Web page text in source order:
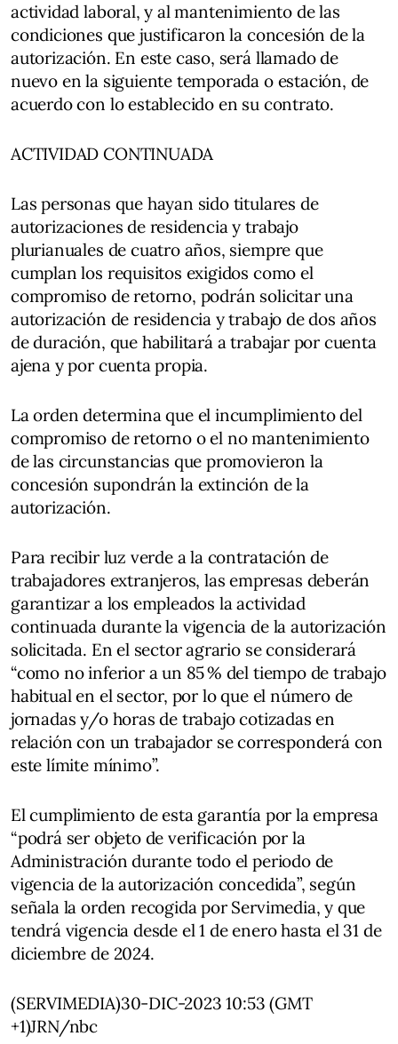
actividad laboral, y al mantenimiento de las
condiciones que justificaron la concesión de la
autorización. En este caso, será llamado de
nuevo en la siguiente temporada o estación, de
acuerdo con lo establecido en su contrato.
ACTIVIDAD CONTINUADA
Las personas que hayan sido titulares de
autorizaciones de residencia y trabajo
plurianuales de cuatro años, siempre que
cumplan los requisitos exigidos como el
compromiso de retorno, podrán solicitar una
autorización de residencia y trabajo de dos años
de duración, que habilitará a trabajar por cuenta
ajena y por cuenta propia.
La orden determina que el incumplimiento del
compromiso de retorno o el no mantenimiento
de las circunstancias que promovieron la
concesión supondrán la extinción de la
autorización.
Para recibir luz verde a la contratación de
trabajadores extranjeros, las empresas deberán
garantizar a los empleados la actividad
continuada durante la vigencia de la autorización
solicitada. En el sector agrario se considerará
“como no inferior a un 85 % del tiempo de trabajo
habitual en el sector, por lo que el número de
jornadas y/o horas de trabajo cotizadas en
relación con un trabajador se corresponderá con
este límite mínimo”.
El cumplimiento de esta garantía por la empresa
“podrá ser objeto de verificación por la
Administración durante todo el periodo de
vigencia de la autorización concedida”, según
señala la orden recogida por Servimedia, y que
tendrá vigencia desde el 1 de enero hasta el 31 de
diciembre de 2024.
(SERVIMEDIA)30-DIC-2023 10:53 (GMT
+1)JRN/nbc